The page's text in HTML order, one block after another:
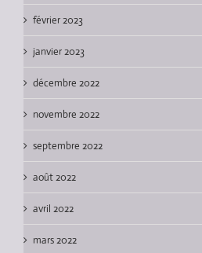
février 2023
janvier 2023
décembre 2022
novembre 2022
septembre 2022
août 2022
avril 2022
mars 2022